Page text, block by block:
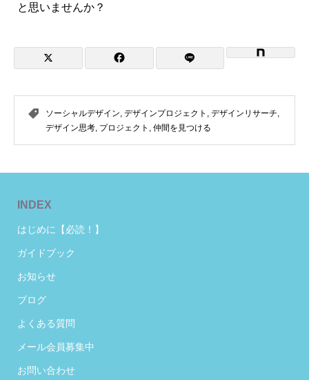
と思いませんか？
ソーシャルデザイン, デザインプロジェクト , デザインリサーチ,
デザイン思考, プロジェクト , 仲間を見つける
INDEX
はじめに【必読！】
ガイドブック
お知らせ
ブログ
よくある質問
メール会員募集中
お問い合わせ